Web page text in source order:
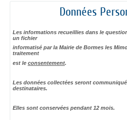
Données
Les informations recueillies dans le
un fichier
informatisé par la Mairie de Bormes les
traitement
est le consentement.
Les données collectées seront
destinataires.
Elles sont conservées pendant 12 mois.